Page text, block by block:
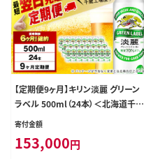
【定期便9ヶ月】キリン淡麗 グリーン
ラベル 500ml（24本）＜北海道千歳
工場産＞
寄付金額
153,000円